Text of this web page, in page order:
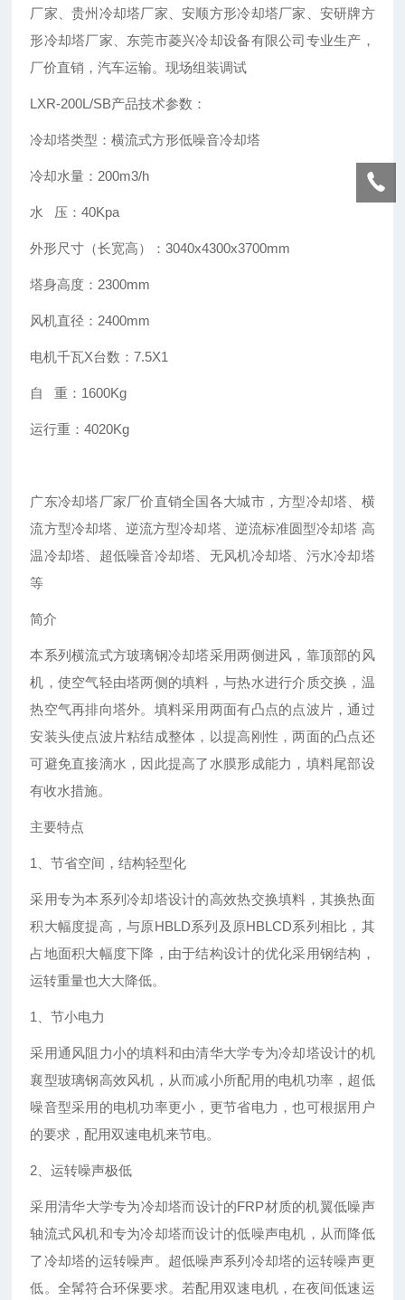
厂家、贵州冷却塔厂家、安顺方形冷却塔厂家、安研牌方
形冷却塔厂家、东莞市菱兴冷却设备有限公司专业生产，
厂价直销，汽车运输。现场组装调试
LXR-200L/SB产品技术参数：
冷却塔类型：横流式方形低噪音冷却塔
冷却水量：200m3/h
水 压：40Kpa
外形尺寸（长宽高）：3040x4300x3700mm
塔身高度：2300mm
风机直径：2400mm
电机千瓦X台数：7.5X1
自 重：1600Kg
运行重：4020Kg
广东冷却塔厂家厂价直销全国各大城市，方型冷却塔、横
流方型冷却塔、逆流方型冷却塔、逆流标准圆型冷却塔 高
温冷却塔、超低噪音冷却塔、无风机冷却塔、污水冷却塔
等
简介
本系列横流式方玻璃钢冷却塔采用两侧进风，靠顶部的风
机，使空气轻由塔两侧的填料，与热水进行介质交换，温
热空气再排向塔外。填料采用两面有凸点的点波片，通过
安装头使点波片粘结成整体，以提高刚性，两面的凸点还
可避免直接滴水，因此提高了水膜形成能力，填料尾部设
有收水措施。
主要特点
1、节省空间，结构轻型化
采用专为本系列冷却塔设计的高效热交换填料，其换热面
积大幅度提高，与原HBLD系列及原HBLCD系列相比，其
占地面积大幅度下降，由于结构设计的优化采用钢结构，
运转重量也大大降低。
1、节小电力
采用通风阻力小的填料和由清华大学专为冷却塔设计的机
襄型玻璃钢高效风机，从而减小所配用的电机功率，超低
噪音型采用的电机功率更小，更节省电力，也可根据用户
的要求，配用双速电机来节电。
2、运转噪声极低
采用清华大学专为冷却塔而设计的FRP材质的机翼低噪声
轴流式风机和专为冷却塔而设计的低噪声电机，从而降低
了冷却塔的运转噪声。超低噪声系列冷却塔的运转噪声更
低。全髯符合环保要求。若配用双速电机，在夜间低速运